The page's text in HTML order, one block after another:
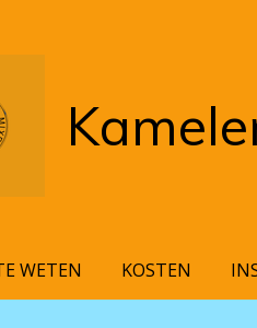
WETEN KOSTEN